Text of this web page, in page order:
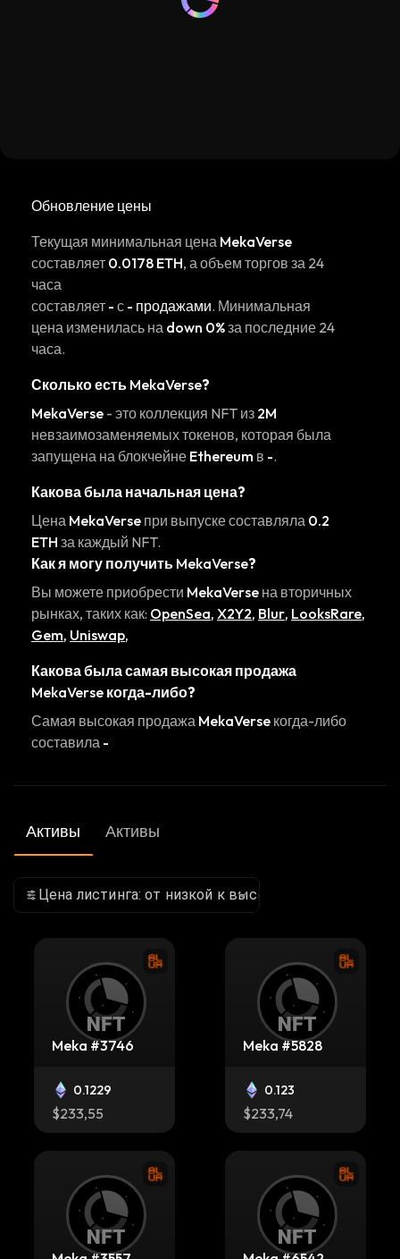
Обновление цены
Текущая минимальная цена MekaVerse
составляет 0.0178 ETH, а объем торгов за 24
часа
составляет - с - продажами. Минимальная
цена изменилась на down 0%за последние 24
часа.
Сколько есть MekaVerse?
MekaVerse - это коллекция NFT из 2M
невзаимозаменяемых токенов, которая была
запущена на блокчейне Ethereum в -.
Какова была начальная цена?
Цена MekaVerse при выпуске составляла 0.2
ETH за каждый NFT.
Как я могу получить MekaVerse?
Вы можете приобрести MekaVerse на вторичных
рынках, таких как: OpenSea, X2Y2, Blur, LooksRare,
Gem, Uniswap,
Какова была самая высокая продажа
MekaVerse когда-либо?
Самая высокая продажа MekaVerse когда-либо
составила -
Активы Активы
Цена листинга: от низкой к высокой
Meka #3746
0.1229
$233,55
Meka #5828
0.123
$233,74